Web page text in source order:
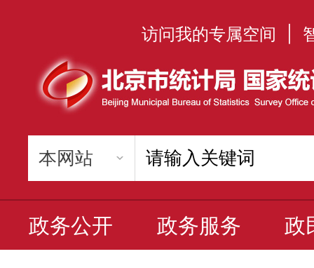
访问我的专属空间
政务公开 政务服务 政